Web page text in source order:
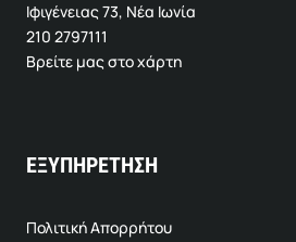
Ιφιγένειας 73, Νέα Ιωνία
210 2797111
Βρείτε μας στο χάρτη
ΕΞΥΠΗΡΕΤΗΣΗ
Πολιτική Απορρήτου